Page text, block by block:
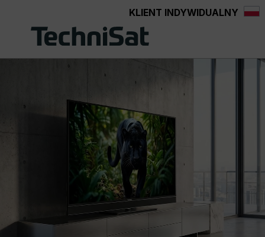
Przejdź do głównej zawartościKLIENT INDYWIDUALNY